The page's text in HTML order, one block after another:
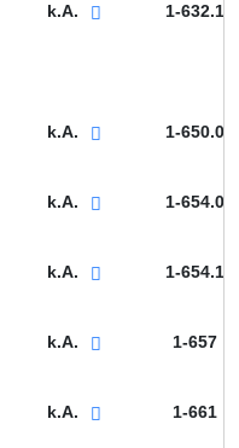
k.A. 1-632.1
k.A. 1-650.0
k.A. 1-654.0
k.A. 1-654.1
k.A. 1-657
k.A. 1-661